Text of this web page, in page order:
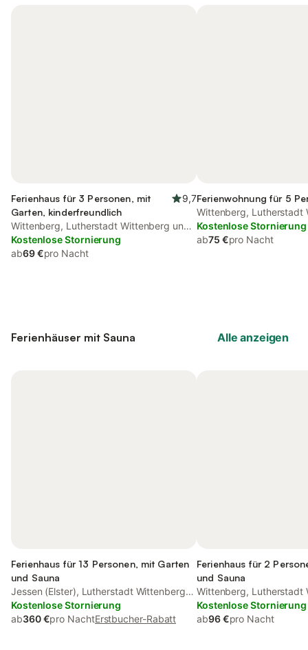
Ferienhaus für 3 Personen, mit
Garten, kinderfreundlich
9,7
Wittenberg, Lutherstadt Wittenberg und
Umgebung
Kostenlose Stornierung
ab69 €pro Nacht
Ferienwohnung für 5
Wittenberg, Lutherstadt
Umgebung
Kostenlose Stornierung
ab75 €pro Nacht
Ferienhäuser mit Sauna Alle anzeigen
Ferienhaus für 13 Personen, mit Garten
und Sauna
Jessen (Elster), Lutherstadt Wittenberg
und Umgebung
Kostenlose Stornierung
ab360 €pro NachtErstbucher-Rabatt
Ferienhaus für 2
und Sauna
Wittenberg, Lutherstadt
Umgebung
Kostenlose Stornierung
ab96 €pro Nacht